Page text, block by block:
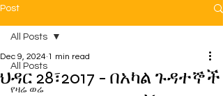
Post
All Posts
የዛሬ ወሬ
All Posts
ህዳር 28፣2017 - በአካል ጉዳተኞች
Dec 9, 2024 1 min read